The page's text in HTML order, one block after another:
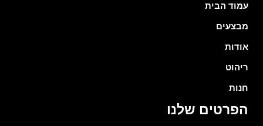
עמוד הבית
מבצעים
אודות
ריהוט
חנות
הפרטים שלנו